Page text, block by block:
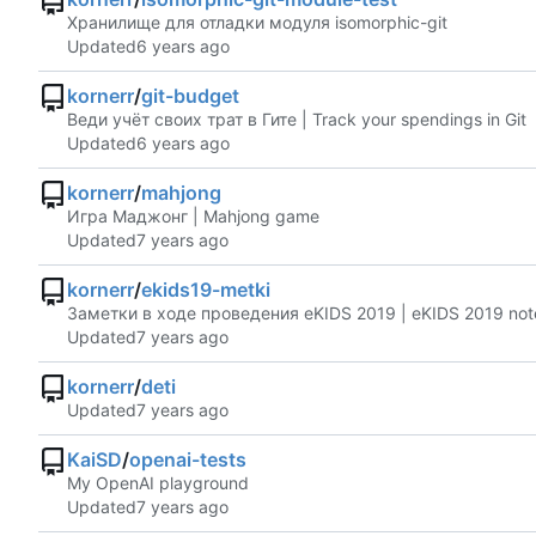
Хранилище для отладки модуля isomorphic-git
Updated
kornerr/git-budget
Веди учёт своих трат в Гите | Track your spendings in Git
Updated
kornerr/mahjong
Игра Маджонг | Mahjong game
Updated
kornerr/ekids19-metki
Заметки в ходе проведения eKIDS 2019 | eKIDS 2019
Updated
kornerr/deti
Updated
KaiSD/openai-tests
My OpenAI playground
Updated